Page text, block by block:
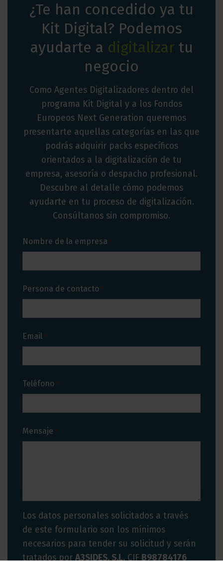
¿Te han concedido ya tu
Kit Digital? Podemos
ayudarte a digitalizar tu
negocio
Como Agentes Digitalizadores dentro del
programa Kit Digital y a los Fondos
Europeos Next Generation queremos
presentarte aquellas categorías en las que
podrás adquirir packs específicos
orientados a la digitalización de tu
empresa, asesoría o despacho profesional.
Descubre al detalle cómo podemos
ayudarte en tu proceso de digitalización.
Consúltanos sin compromiso.
Nombre de la empresa *
Persona de contacto *
Email *
Teléfono *
Mensaje *
Los datos personales solicitados a través
de este formulario son los mínimos
necesarios para tender su solicitud y serán
tratados porA3SIDES, S.L.CIFB98784176